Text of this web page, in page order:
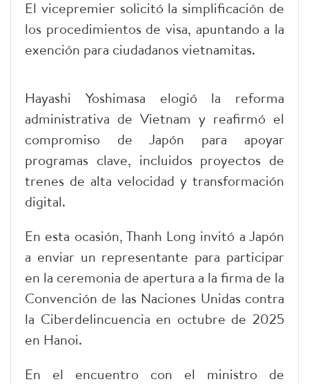
El vicepremier solicitó la simplificación de
los procedimientos de visa, apuntando a la
exención para ciudadanos vietnamitas.
Hayashi Yoshimasa elogió la reforma
administrativa de Vietnam y reafirmó el
compromiso de Japón para apoyar
programas clave, incluidos proyectos de
trenes de alta velocidad y transformación
digital.
En esta ocasión, Thanh Long invitó a Japón
a enviar un representante para participar
en la ceremonia de apertura a la firma de la
Convención de las Naciones Unidas contra
la Ciberdelincuencia en octubre de 2025
en Hanoi.
En el encuentro con el ministro de